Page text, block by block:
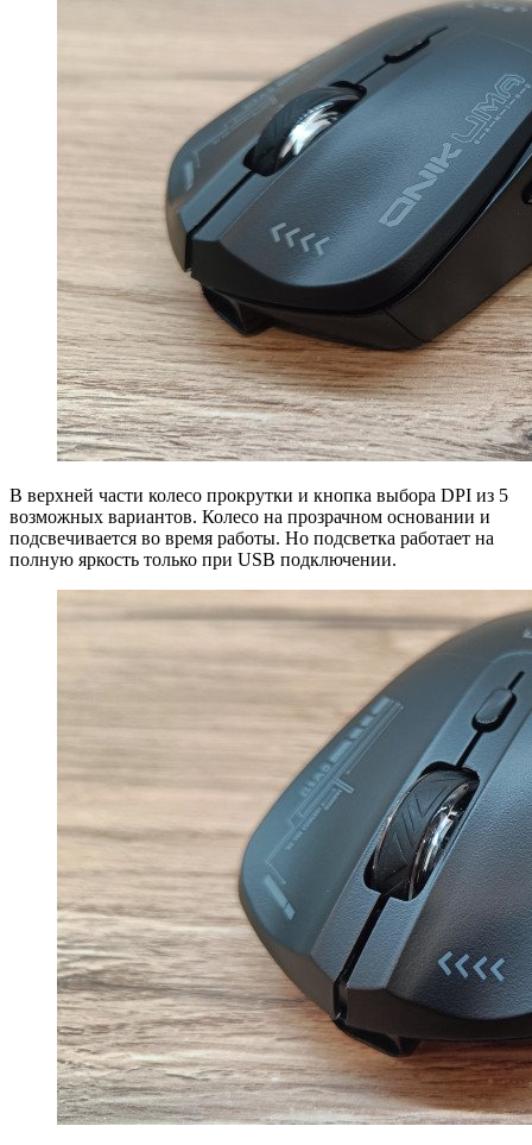
В верхней части колесо прокрутки и кнопка выбора DPI из 5
возможных вариантов. Колесо на прозрачном основании и
подсвечивается во время работы. Но подсветка работает на
полную яркость только при USB подключении.